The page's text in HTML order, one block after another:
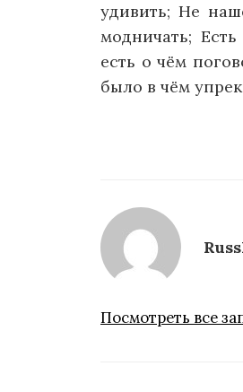
удивить; Не
модничать;
есть о чём
было в чём
Посмотреть все